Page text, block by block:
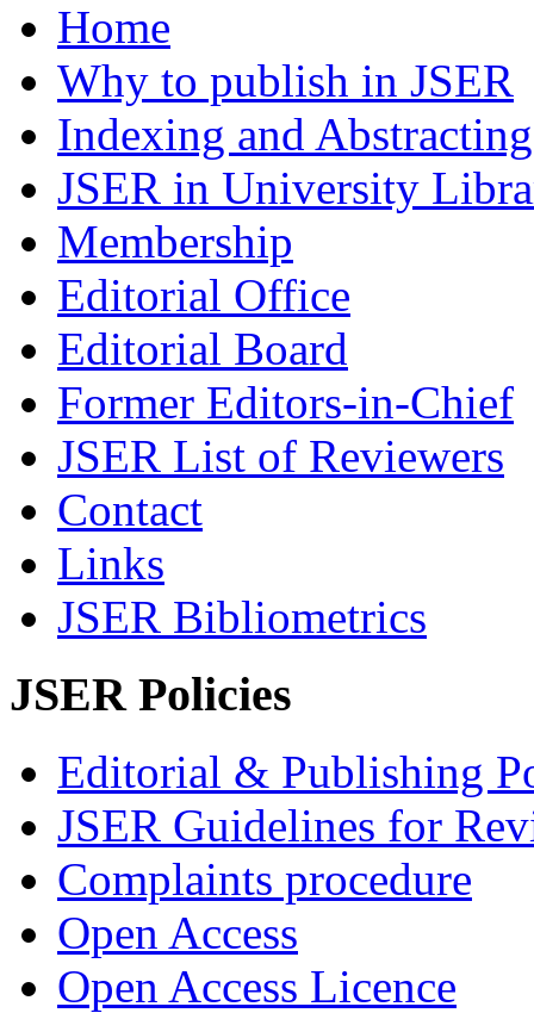
Home
Why to publish in JSER
Indexing and Abstracting
JSER in University
Membership
Editorial Office
Editorial Board
Former Editors-in-Chief
JSER List of Reviewers
Contact
Links
JSER Bibliometrics
JSER Policies
Editorial & Publishing
JSER Guidelines for
Complaints procedure
Open Access
Open Access Licence